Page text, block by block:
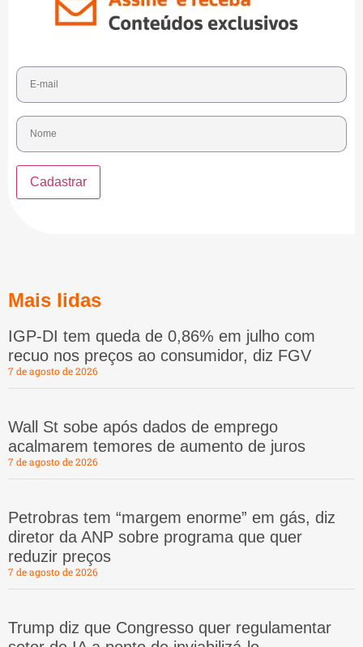
Mais lidas
IGP-DI tem queda de 0,86% em julho com
recuo nos preços ao consumidor, diz FGV
7 de agosto de 2026
Wall St sobe após dados de emprego
acalmarem temores de aumento de juros
7 de agosto de 2026
Petrobras tem “margem enorme” em gás, diz
diretor da ANP sobre programa que quer
reduzir preços
7 de agosto de 2026
Trump diz que Congresso quer regulamentar